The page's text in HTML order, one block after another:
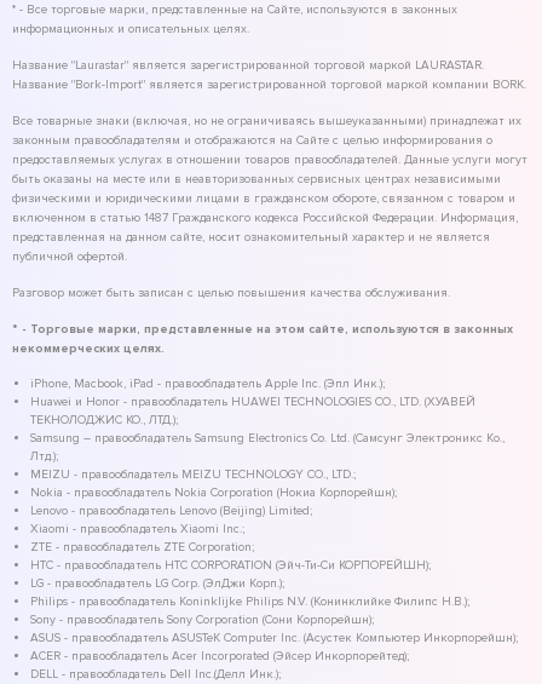
* - Все торговые марки, представленные на Сайте, используются в законных
информационных и описательных целях.
Название "Laurastar" является зарегистрированной торговой маркой LAURASTAR.
Название "Bork-Import" является зарегистрированной торговой маркой компании BORK.
Все товарные знаки (включая, но не ограничиваясь вышеуказанными) принадлежат их
законным правообладателям и отображаются на Сайте с целью информирования о
предоставляемых услугах в отношении товаров правообладателей. Данные услуги могут
быть оказаны на месте или в неавторизованных сервисных центрах независимыми
физическими и юридическими лицами в гражданском обороте, связанном с товаром и
включенном в статью 1487 Гражданского кодекса Российской Федерации. Информация,
представленная на данном сайте, носит ознакомительный характер и не является
публичной офертой.
Разговор может быть записан с целью повышения качества обслуживания.
* - Торговые марки, представленные на этом сайте, используются в законных
некоммерческих целях.
iPhone, Macbook, iPad - правообладатель Apple Inc. (Эпл Инк.);
Huawei и Honor - правообладатель HUAWEI TECHNOLOGIES CO., LTD. (ХУАВЕЙ
ТЕКНОЛОДЖИС КО., ЛТД.);
Samsung – правообладатель Samsung Electronics Co. Ltd. (Самсунг Электроникс Ко.,
Лтд.);
MEIZU - правообладатель MEIZU TECHNOLOGY CO., LTD.;
Nokia - правообладатель Nokia Corporation (Нокиа Корпорейшн);
Lenovo - правообладатель Lenovo (Beijing) Limited;
Xiaomi - правообладатель Xiaomi Inc.;
ZTE - правообладатель ZTE Corporation;
HTC - правообладатель HTC CORPORATION (Эйч-Ти-Си КОРПОРЕЙШН);
LG - правообладатель LG Corp. (ЭлДжи Корп.);
Philips - правообладатель Koninklijke Philips N.V. (Конинклийке Филипс Н.В.);
Sony - правообладатель Sony Corporation (Сони Корпорейшн);
ASUS - правообладатель ASUSTeK Computer Inc. (Асустек Компьютер Инкорпорейшн);
ACER - правообладатель Acer Incorporated (Эйсер Инкорпорейтед);
DELL - правообладатель Dell Inc.(Делл Инк.);